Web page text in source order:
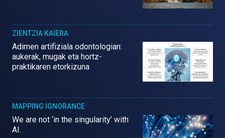
ZIENTZIA KAIERA
Adimen artifiziala odontologian:
aukerak, mugak eta hortz-
praktikaren etorkizuna
MAPPING IGNORANCE
We are not ‘in the singularity’ with
AI.